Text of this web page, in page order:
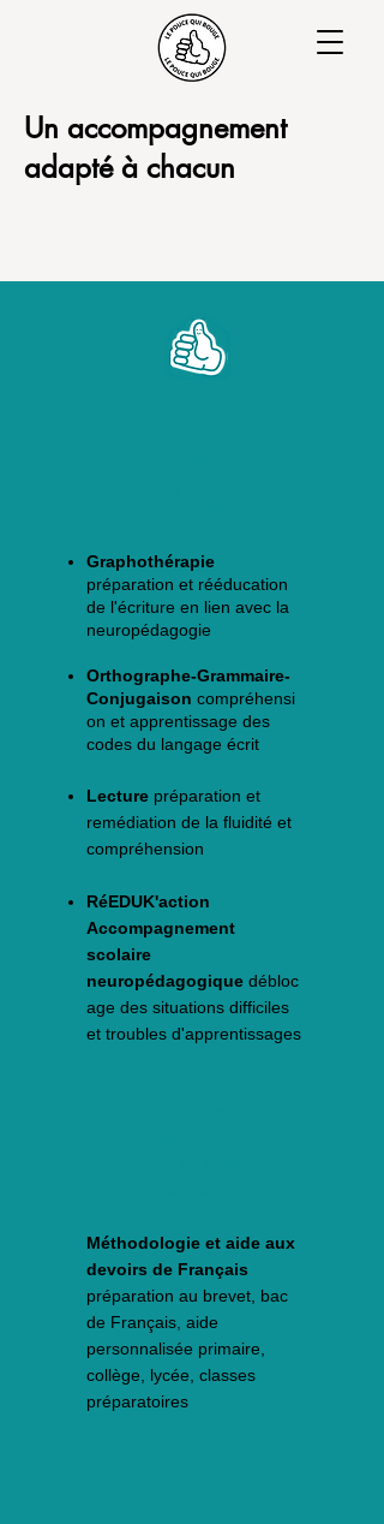
Un accompagnement
adapté à chacun
Graphothérapie
préparation et rééducation
de l'écriture en lien avec la
neuropédagogie
Orthographe-Grammaire-
Conjugaison compréhensi
on et apprentissage des
codes du langage écrit
Lecture préparation et
remédiation de la fluidité et
compréhension
RéEDUK'action
Accompagnement
scolaire
neuropédagogique débloc
age des situations difficiles
et troubles d'apprentissages
​Méthodologie et aide aux
devoirs de Français
préparation au brevet, bac
de Français, aide
personnalisée primaire,
collège, lycée, classes
préparatoires